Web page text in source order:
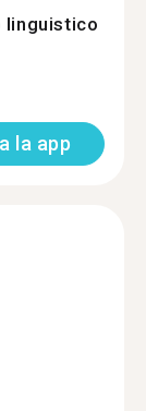
linguistico
la app